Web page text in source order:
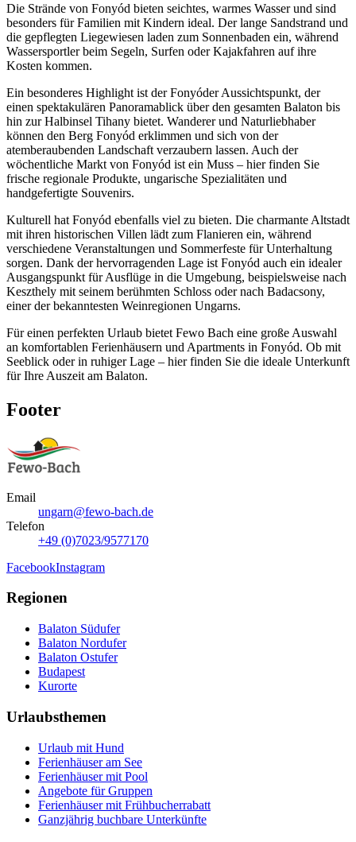
Die Strände von Fonyód bieten seichtes, warmes Wasser und sind
besonders für Familien mit Kindern ideal. Der lange Sandstrand und
die gepflegten Liegewiesen laden zum Sonnenbaden ein, während
Wassersportler beim Segeln, Surfen oder Kajakfahren auf ihre
Kosten kommen.
Ein besonderes Highlight ist der Fonyóder Aussichtspunkt, der
einen spektakulären Panoramablick über den gesamten Balaton bis
hin zur Halbinsel Tihany bietet. Wanderer und Naturliebhaber
können den Berg Fonyód erklimmen und sich von der
atemberaubenden Landschaft verzaubern lassen. Auch der
wöchentliche Markt von Fonyód ist ein Muss – hier finden Sie
frische regionale Produkte, ungarische Spezialitäten und
handgefertigte Souvenirs.
Kulturell hat Fonyód ebenfalls viel zu bieten. Die charmante Altstadt
mit ihren historischen Villen lädt zum Flanieren ein, während
verschiedene Veranstaltungen und Sommerfeste für Unterhaltung
sorgen. Dank der hervorragenden Lage ist Fonyód auch ein idealer
Ausgangspunkt für Ausflüge in die Umgebung, beispielsweise nach
Keszthely mit seinem berühmten Schloss oder nach Badacsony,
einer der bekanntesten Weinregionen Ungarns.
Für einen perfekten Urlaub bietet Fewo Bach eine große Auswahl
an komfortablen Ferienhäusern und Apartments in Fonyód. Ob mit
Seeblick oder in ruhiger Lage – hier finden Sie die ideale Unterkunft
für Ihre Auszeit am Balaton.
Footer
Email
ungarn@fewo-bach.de
Telefon
+49 (0)7023/9577170
FacebookInstagram
Regionen
Balaton Südufer
Balaton Nordufer
Balaton Ostufer
Budapest
Kurorte
Urlaubsthemen
Urlaub mit Hund
Ferienhäuser am See
Ferienhäuser mit Pool
Angebote für Gruppen
Ferienhäuser mit Frühbucherrabatt
Ganzjährig buchbare Unterkünfte